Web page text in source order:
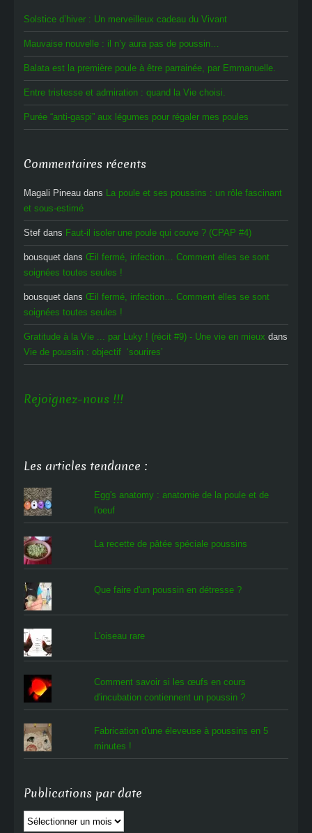
Solstice d’hiver : Un merveilleux cadeau du Vivant
Mauvaise nouvelle : il n’y aura pas de poussin…
Balata est la première poule à être parrainée, par Emmanuelle.
Entre tristesse et admiration : quand la Vie choisi.
Purée “anti-gaspi” aux légumes pour régaler mes poules
Commentaires récents
Magali Pineau dans La poule et ses poussins : un rôle fascinant
et sous-estimé
Stef dans Faut-il isoler une poule qui couve ? (CPAP #4)
bousquet dans Œil fermé, infection… Comment elles se sont
soignées toutes seules !
bousquet dans Œil fermé, infection… Comment elles se sont
soignées toutes seules !
Gratitude à la Vie ... par Luky ! (récit #9) - Une vie en mieux dans
Vie de poussin : objectif ‘sourires’
Rejoignez-nous !!!
Les articles tendance :
Egg's anatomy : anatomie de la poule et de
l'oeuf
La recette de pâtée spéciale poussins
Que faire d'un poussin en détresse ?
L'oiseau rare
Comment savoir si les œufs en cours
d'incubation contiennent un poussin ?
Fabrication d'une éleveuse à poussins en 5
minutes !
Publications par date
Publications